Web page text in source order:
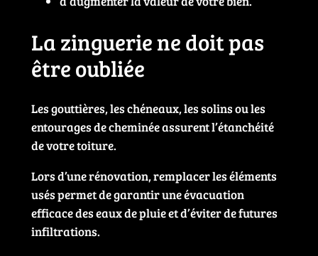
La zinguerie ne doit pas
être oubliée
Les gouttières, les chéneaux, les solins ou les
entourages de cheminée assurent l’étanchéité
de votre toiture.
Lors d’une rénovation, remplacer les éléments
usés permet de garantir une évacuation
efficace des eaux de pluie et d’éviter de futures
infiltrations.